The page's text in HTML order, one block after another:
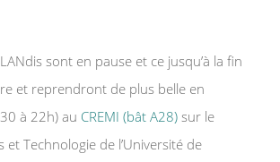
sont en pause et ce jusqu’à la fin
et reprendront de plus belle en
à 22h) au CREMI (bât A28) sur le
et Technologie de l’Université de